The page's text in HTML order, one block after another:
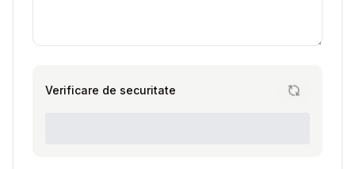
Verificare de securitate